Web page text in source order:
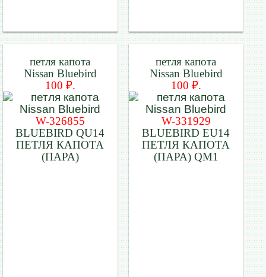
петля капота
Nissan Bluebird
100 ₽.
W-326855
BLUEBIRD QU14
ПЕТЛЯ КАПОТА
(ПАРА)
петля капота
Nissan Bluebird
100 ₽.
W-331929
BLUEBIRD EU14
ПЕТЛЯ КАПОТА
(ПАРА) QM1